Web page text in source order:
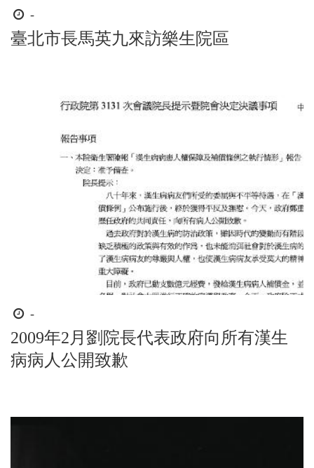
時
間
起
-
臺北市長馬英九來訪樂生院區
時
間
起
迄
-
2009年2月劉院長代表政府向所有漢生
病病人公開致歉